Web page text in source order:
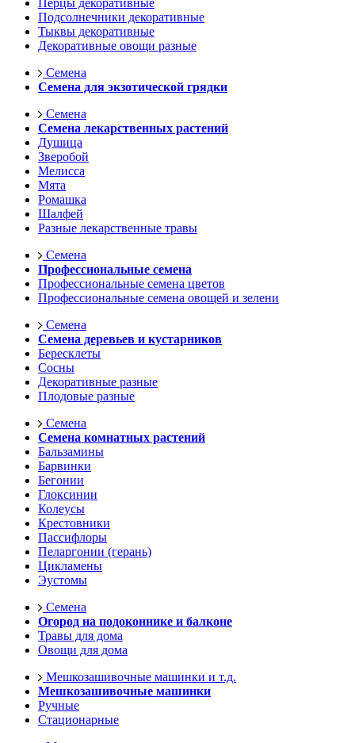
Перцы декоративные
Подсолнечники декоративные
Тыквы декоративные
Декоративные овощи разные
Семена
Семена для экзотической грядки
Семена
Семена лекарственных растений
Душица
Зверобой
Мелисса
Мята
Ромашка
Шалфей
Разные лекарственные травы
Семена
Профессиональные семена
Профессиональные семена цветов
Профессиональные семена овощей и зелени
Семена
Семена деревьев и кустарников
Бересклеты
Сосны
Декоративные разные
Плодовые разные
Семена
Семена комнатных растений
Бальзамины
Барвинки
Бегонии
Глоксинии
Колеусы
Крестовники
Пассифлоры
Пеларгонии (герань)
Цикламены
Эустомы
Семена
Огород на подоконнике и балконе
Травы для дома
Овощи для дома
Мешкозашивочные машинки и т.д.
Мешкозашивочные машинки
Ручные
Стационарные